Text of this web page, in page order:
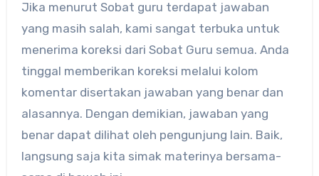
Jika menurut Sobat guru terdapat jawaban
yang masih salah, kami sangat terbuka untuk
menerima koreksi dari Sobat Guru semua. Anda
tinggal memberikan koreksi melalui kolom
komentar disertakan jawaban yang benar dan
alasannya. Dengan demikian, jawaban yang
benar dapat dilihat oleh pengunjung lain. Baik,
langsung saja kita simak materinya bersama-